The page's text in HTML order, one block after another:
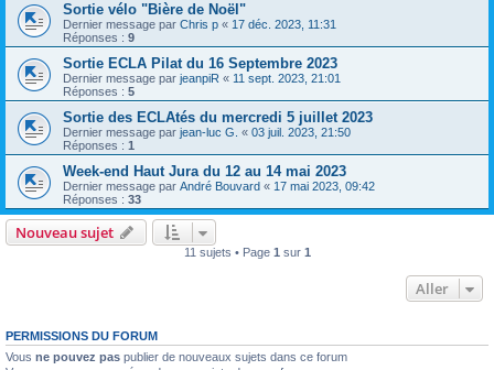
Sortie vélo "Bière de Noël"
Dernier message par Chris p « 17 déc. 2023, 11:31
Réponses : 9
Sortie ECLA Pilat du 16 Septembre 2023
Dernier message par jeanpiR « 11 sept. 2023, 21:01
Réponses : 5
Sortie des ECLAtés du mercredi 5 juillet 2023
Dernier message par jean-luc G. « 03 juil. 2023, 21:50
Réponses : 1
Week-end Haut Jura du 12 au 14 mai 2023
Dernier message par André Bouvard « 17 mai 2023, 09:42
Réponses : 33
Nouveau sujet
11 sujets • Page 1 sur 1
Aller
PERMISSIONS DU FORUM
Vous ne pouvez pas publier de nouveaux sujets dans ce forum